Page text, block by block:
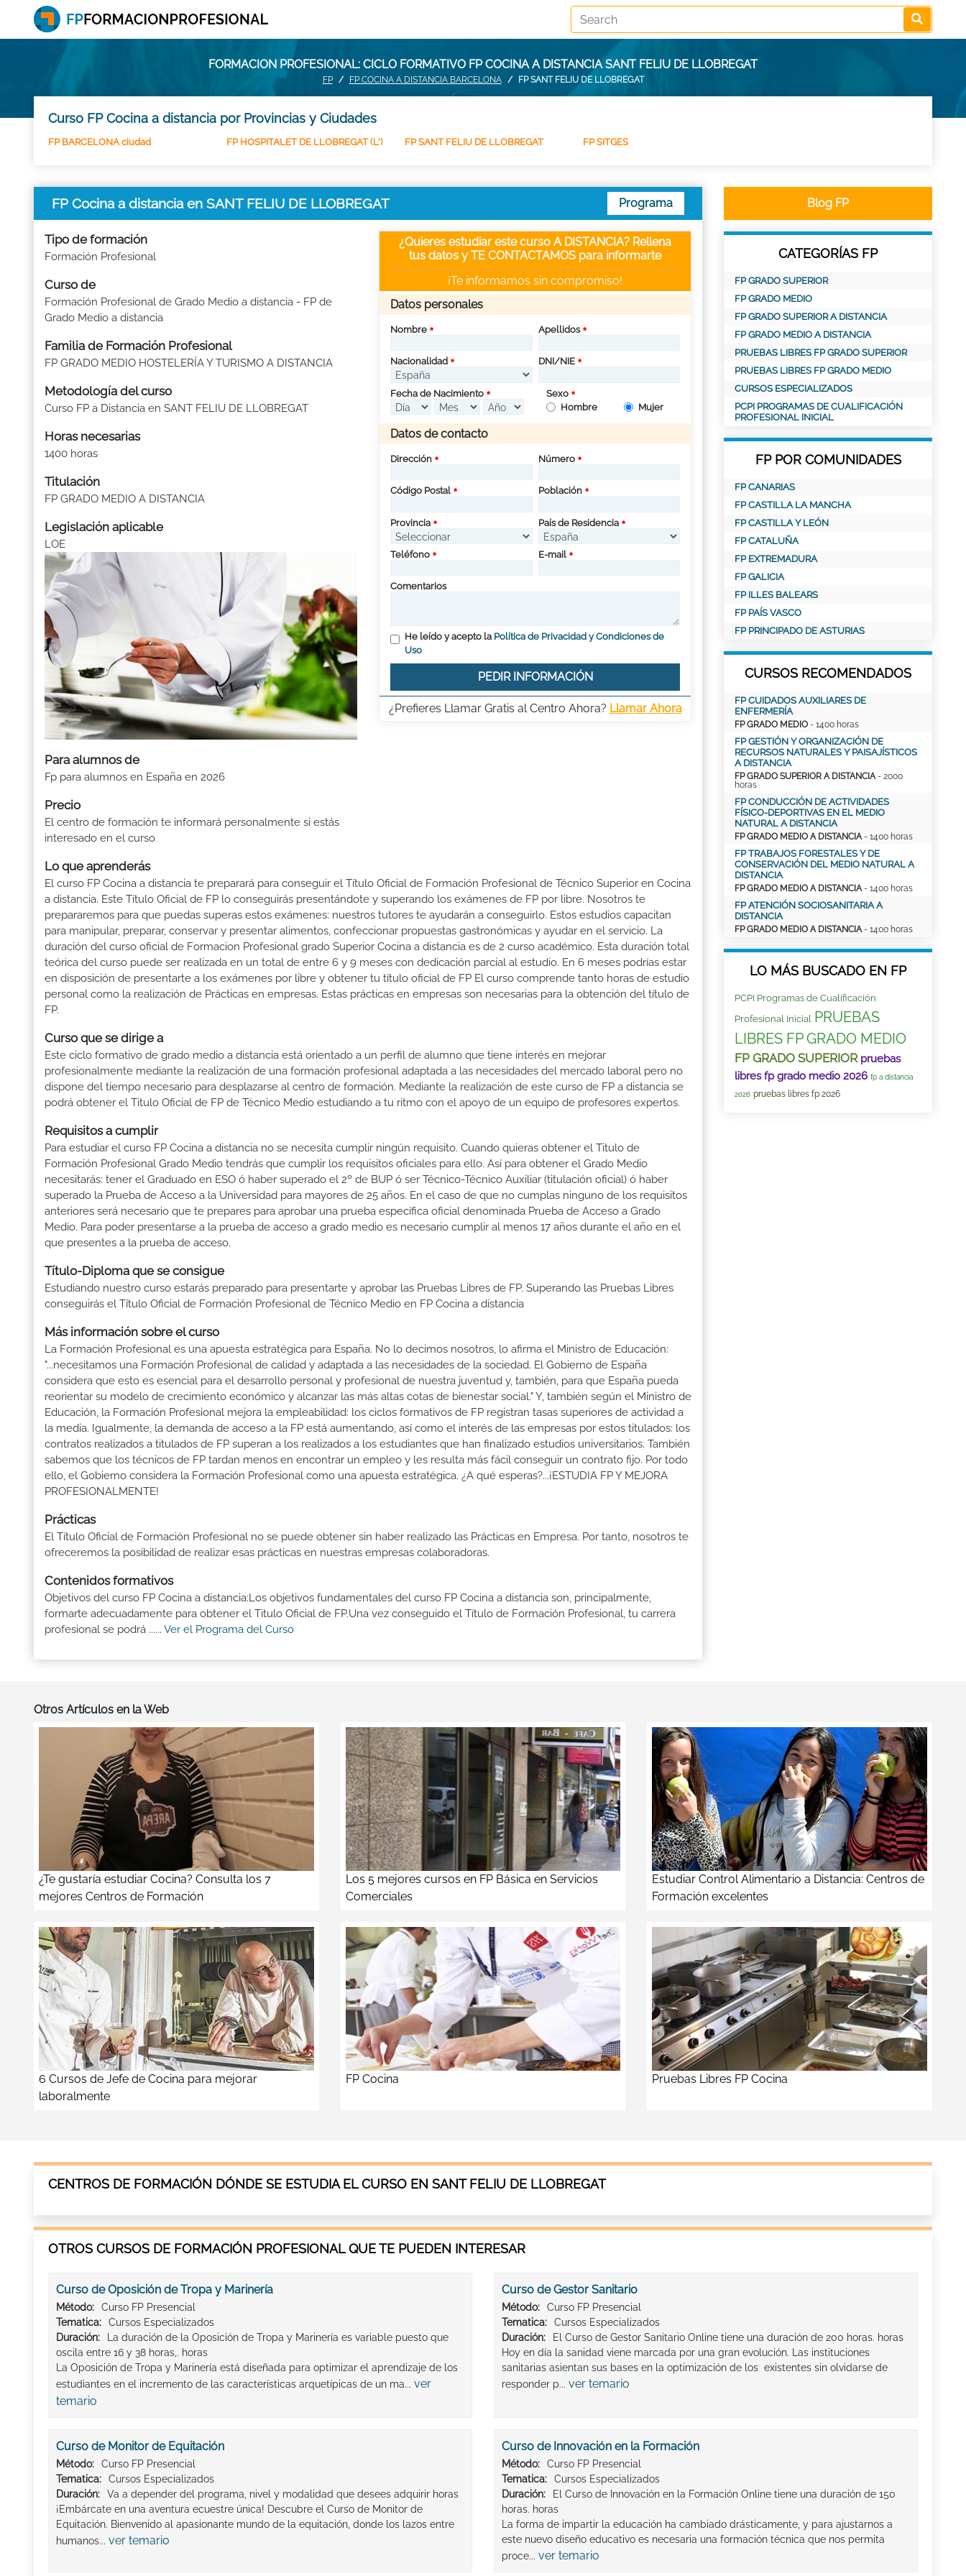
FORMACION PROFESIONAL: CICLO FORMATIVO FP COCINA A DISTANCIA SANT FELIU DE LLOBREGAT
FP FP COCINA A DISTANCIA BARCELONA FP SANT FELIU DE LLOBREGAT
Curso FP Cocina a distancia por Provincias y Ciudades
FP BARCELONA ciudad FP HOSPITALET DE LLOBREGAT (L') FP SANT FELIU DE LLOBREGAT FP SITGES
FP Cocina a distancia en SANT FELIU DE LLOBREGAT Programa
Tipo de formación
Formación Profesional
Curso de
Formación Profesional de Grado Medio a distancia - FP de
Grado Medio a distancia
Familia de Formación Profesional
FP GRADO MEDIO HOSTELERÍA Y TURISMO A DISTANCIA
Metodología del curso
Curso FP a Distancia en SANT FELIU DE LLOBREGAT
Horas necesarias
1400 horas
Titulación
FP GRADO MEDIO A DISTANCIA
Legislación aplicable
LOE
Para alumnos de
Fp para alumnos en España en 2026
Precio
El centro de formación te informará personalmente si estás
interesado en el curso
¿Quieres estudiar este curso A DISTANCIA? Rellena
tus datos y TE CONTACTAMOS para informarte
¡Te informamos sin compromiso!
Datos personales
Nombre Apellidos
Nacionalidad DNI/NIE
Fecha de Nacimiento
Sexo
Hombre
Mujer
Datos de contacto
Dirección Número
Código Postal Población
Provincia País de Residencia
Teléfono E-mail
Comentarios
He leído y acepto la Política de Privacidad y Condiciones de
Uso
PEDIR INFORMACIÓN
¿Prefieres Llamar Gratis al Centro Ahora? Llamar Ahora
Lo que aprenderás
El curso FP Cocina a distancia te preparará para conseguir el Título Oficial de Formación Profesional de Técnico Superior en Cocina
a distancia. Este Título Oficial de FP lo conseguirás presentándote y superando los exámenes de FP por libre. Nosotros te
prepararemos para que puedas superas estos exámenes: nuestros tutores te ayudarán a conseguirlo. Estos estudios capacitan
para manipular, preparar, conservar y presentar alimentos, confeccionar propuestas gastronómicas y ayudar en el servicio. La
duración del curso oficial de Formacion Profesional grado Superior Cocina a distancia es de 2 curso académico. Esta duración total
teórica del curso puede ser realizada en un total de entre 6 y 9 meses con dedicación parcial al estudio. En 6 meses podrías estar
en disposición de presentarte a los exámenes por libre y obtener tu título oficial de FP El curso comprende tanto horas de estudio
personal como la realización de Prácticas en empresas. Estas prácticas en empresas son necesarias para la obtención del título de
FP.
Curso que se dirige a
Este ciclo formativo de grado medio a distancia está orientado a un perfil de alumno que tiene interés en mejorar
profesionalmente mediante la realización de una formación profesional adaptada a las necesidades del mercado laboral pero no
dispone del tiempo necesario para desplazarse al centro de formación. Mediante la realización de este curso de FP a distancia se
podrá obtener el Titulo Oficial de FP de Técnico Medio estudiando a tu ritmo con el apoyo de un equipo de profesores expertos.
Requisitos a cumplir
Para estudiar el curso FP Cocina a distancia no se necesita cumplir ningún requisito. Cuando quieras obtener el Titulo de
Formación Profesional Grado Medio tendrás que cumplir los requisitos oficiales para ello. Así para obtener el Grado Medio
necesitarás: tener el Graduado en ESO ó haber superado el 2º de BUP ó ser Técnico-Técnico Auxiliar (titulación oficial) ó haber
superado la Prueba de Acceso a la Universidad para mayores de 25 años. En el caso de que no cumplas ninguno de los requisitos
anteriores será necesario que te prepares para aprobar una prueba específica oficial denominada Prueba de Acceso a Grado
Medio. Para poder presentarse a la prueba de acceso a grado medio es necesario cumplir al menos 17 años durante el año en el
que presentes a la prueba de acceso.
Título-Diploma que se consigue
Estudiando nuestro curso estarás preparado para presentarte y aprobar las Pruebas Libres de FP. Superando las Pruebas Libres
conseguirás el Título Oficial de Formación Profesional de Técnico Medio en FP Cocina a distancia
Más información sobre el curso
La Formación Profesional es una apuesta estratégica para España. No lo decimos nosotros, lo afirma el Ministro de Educación:
"...necesitamos una Formación Profesional de calidad y adaptada a las necesidades de la sociedad. El Gobierno de España
considera que esto es esencial para el desarrollo personal y profesional de nuestra juventud y, también, para que España pueda
reorientar su modelo de crecimiento económico y alcanzar las más altas cotas de bienestar social." Y, también según el Ministro de
Educación, la Formación Profesional mejora la empleabilidad: los ciclos formativos de FP registran tasas superiores de actividad a
la media. Igualmente, la demanda de acceso a la FP está aumentando, así como el interés de las empresas por estos titulados: los
contratos realizados a titulados de FP superan a los realizados a los estudiantes que han finalizado estudios universitarios. También
sabemos que los técnicos de FP tardan menos en encontrar un empleo y les resulta más fácil conseguir un contrato fijo. Por todo
ello, el Gobierno considera la Formación Profesional como una apuesta estratégica. ¿A qué esperas?...¡ESTUDIA FP Y MEJORA
PROFESIONALMENTE!
Prácticas
El Título Oficial de Formación Profesional no se puede obtener sin haber realizado las Prácticas en Empresa. Por tanto, nosotros te
ofreceremos la posibilidad de realizar esas prácticas en nuestras empresas colaboradoras.
Contenidos formativos
Objetivos del curso FP Cocina a distancia:Los objetivos fundamentales del curso FP Cocina a distancia son, principalmente,
formarte adecuadamente para obtener el Titulo Oficial de FP.Una vez conseguido el Título de Formación Profesional, tu carrera
profesional se podrá ...... Ver el Programa del Curso
Blog FP
CATEGORÍAS FP
FP GRADO SUPERIOR
FP GRADO MEDIO
FP GRADO SUPERIOR A DISTANCIA
FP GRADO MEDIO A DISTANCIA
PRUEBAS LIBRES FP GRADO SUPERIOR
PRUEBAS LIBRES FP GRADO MEDIO
CURSOS ESPECIALIZADOS
PCPI PROGRAMAS DE CUALIFICACIÓN
PROFESIONAL INICIAL
FP POR COMUNIDADES
FP CANARIAS
FP CASTILLA LA MANCHA
FP CASTILLA Y LEÓN
FP CATALUÑA
FP EXTREMADURA
FP GALICIA
FP ILLES BALEARS
FP PAÍS VASCO
FP PRINCIPADO DE ASTURIAS
CURSOS RECOMENDADOS
FP CUIDADOS AUXILIARES DE
ENFERMERÍA
FP GRADO MEDIO - 1400 horas
FP GESTIÓN Y ORGANIZACIÓN DE
RECURSOS NATURALES Y PAISAJÍSTICOS
A DISTANCIA
FP GRADO SUPERIOR A DISTANCIA- 2000
horas
FP CONDUCCIÓN DE ACTIVIDADES
FÍSICO-DEPORTIVAS EN EL MEDIO
NATURAL A DISTANCIA
FP GRADO MEDIO A DISTANCIA- 1400 horas
FP TRABAJOS FORESTALES Y DE
CONSERVACIÓN DEL MEDIO NATURAL A
DISTANCIA
FP GRADO MEDIO A DISTANCIA- 1400 horas
FP ATENCIÓN SOCIOSANITARIA A
DISTANCIA
FP GRADO MEDIO A DISTANCIA- 1400 horas
LO MÁS BUSCADO EN FP
PCPI Programas de Cualificación
Profesional Inicial PRUEBAS
LIBRES FP GRADO MEDIO
FP GRADO SUPERIOR pruebas
libres fp grado medio 2026 fp a distancia
2026 pruebas libres fp 2026
Otros Artículos en la Web
¿Te gustaría estudiar Cocina? Consulta los 7
mejores Centros de Formación
Los 5 mejores cursos en FP Básica en Servicios
Comerciales
Estudiar Control Alimentario a Distancia: Centros de
Formación excelentes
6 Cursos de Jefe de Cocina para mejorar
laboralmente
FP Cocina Pruebas Libres FP Cocina
CENTROS DE FORMACIÓN DÓNDE SE ESTUDIA EL CURSO EN SANT FELIU DE LLOBREGAT
OTROS CURSOS DE FORMACIÓN PROFESIONAL QUE TE PUEDEN INTERESAR
Curso de Oposición de Tropa y Marinería
Método:
Curso FP Presencial
Tematica:
Cursos Especializados
Duración:
La duración de la Oposición de Tropa y Marinería es variable puesto que
oscila entre 16 y 38 horas,. horas
La Oposición de Tropa y Marinería está diseñada para optimizar el aprendizaje de los
estudiantes en el incremento de las características arquetípicas de un ma... ver
temario
Curso de Gestor Sanitario
Método:
Curso FP Presencial
Tematica:
Cursos Especializados
Duración:
El Curso de Gestor Sanitario Online tiene una duración de 200 horas. horas
Hoy en día la sanidad viene marcada por una gran evolución. Las instituciones
sanitarias asientan sus bases en la optimización de los existentes sin olvidarse de
responder p... ver temario
Curso de Monitor de Equitación
Método:
Curso FP Presencial
Tematica:
Cursos Especializados
Duración:
Va a depender del programa, nivel y modalidad que desees adquirir horas
¡Embárcate en una aventura ecuestre única! Descubre el Curso de Monitor de
Equitación. Bienvenido al apasionante mundo de la equitación, donde los lazos entre
humanos... ver temario
Curso de Innovación en la Formación
Método:
Curso FP Presencial
Tematica:
Cursos Especializados
Duración:
El Curso de Innovación en la Formación Online tiene una duración de 150
horas. horas
La forma de impartir la educación ha cambiado drásticamente, y para ajustarnos a
este nuevo diseño educativo es necesaria una formación técnica que nos permita
proce... ver temario